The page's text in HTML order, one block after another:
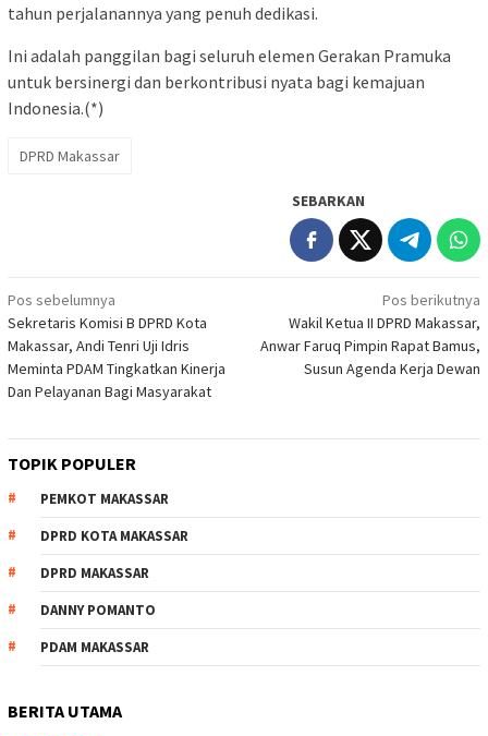
tahun perjalanannya yang penuh dedikasi.
Ini adalah panggilan bagi seluruh elemen Gerakan Pramuka
untuk bersinergi dan berkontribusi nyata bagi kemajuan
Indonesia.(*)
DPRD Makassar
SEBARKAN
Navigasi
pos
Pos sebelumnya
Sekretaris Komisi B DPRD Kota
Makassar, Andi Tenri Uji Idris
Meminta PDAM Tingkatkan Kinerja
Dan Pelayanan Bagi Masyarakat
Pos berikutnya
Wakil Ketua II DPRD Makassar,
Anwar Faruq Pimpin Rapat Bamus,
Susun Agenda Kerja Dewan
TOPIK POPULER
PEMKOT MAKASSAR
DPRD KOTA MAKASSAR
DPRD MAKASSAR
DANNY POMANTO
PDAM MAKASSAR
BERITA UTAMA